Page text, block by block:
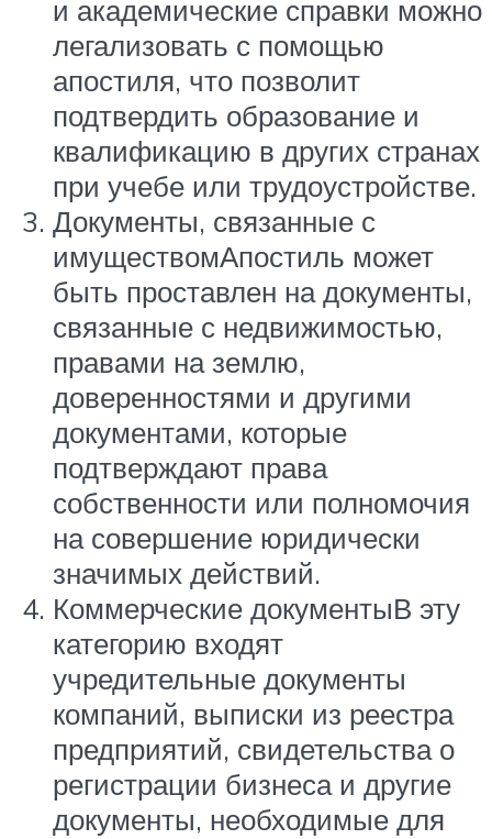
и академические справки можно
легализовать с помощью
апостиля, что позволит
подтвердить образование и
квалификацию в других странах
при учебе или трудоустройстве.
Документы, связанные с
имуществомАпостиль может
быть проставлен на документы,
связанные с недвижимостью,
правами на землю,
доверенностями и другими
документами, которые
подтверждают права
собственности или полномочия
на совершение юридически
значимых действий.
Коммерческие документыВ эту
категорию входят
учредительные документы
компаний, выписки из реестра
предприятий, свидетельства о
регистрации бизнеса и другие
документы, необходимые для